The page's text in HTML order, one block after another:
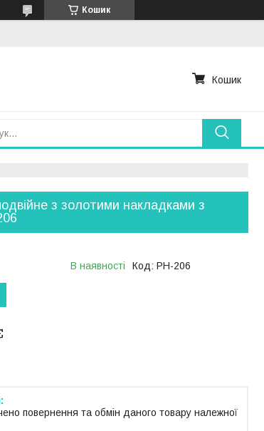
Кошик
Кошик
з золотими накладками з
В наявності Код: РН-206
повернення та обмін даного товару належної